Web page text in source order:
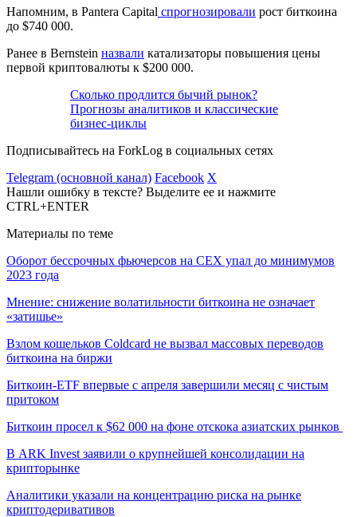
Напомним, в Pantera Capital спрогнозировали рост биткоина
до $740 000.
Ранее в Bernstein назвали катализаторы повышения цены
первой криптовалюты к $200 000.
Сколько продлится бычий рынок?
Прогнозы аналитиков и классические
бизнес-циклы
Подписывайтесь на ForkLog в социальных сетях
Telegram (основной канал) Facebook X
Нашли ошибку в тексте? Выделите ее и нажмите
CTRL+ENTER
Материалы по теме
Оборот бессрочных фьючерсов на CEX упал до минимумов
2023 года
Мнение: снижение волатильности биткоина не означает
«затишье»
Взлом кошельков Coldcard не вызвал массовых переводов
биткоина на биржи
Биткоин-ETF впервые с апреля завершили месяц с чистым
притоком
Биткоин просел к $62 000 на фоне отскока азиатских рынков
В ARK Invest заявили о крупнейшей консолидации на
крипторынке
Аналитики указали на концентрацию риска на рынке
криптодеривативов